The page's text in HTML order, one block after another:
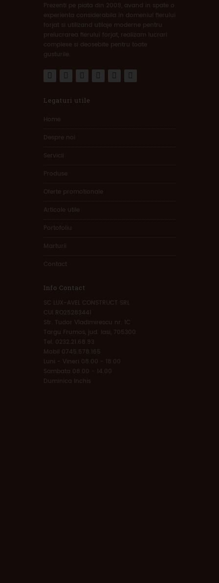
Prezenti pe piata din 2009, avand in spate o
experienta considerabila in domeniul fierului
forjat si utilizand utilaje moderne pentru
prelucrarea fierului forjat, realizam lucrari
complexe si deosebite pentru toate
gusturile.
Legaturi utile
Home
Despre noi
Servicii
Produse
Oferte promotionale
Articole utile
Portofoliu
Marturii
Contact
Info Contact
SC LUX-AVEL CONSTRUCT SRL
CUI RO25283441
Str. Tudor Vladimirescu nr. 1C
Targu Frumos, jud. Iasi, 705300
Tel. 0232.21.68.93
Mobil 0745.578.165
Luni - Vineri 08.00 - 18.00
Sambata 08.00 - 14.00
Duminica Inchis